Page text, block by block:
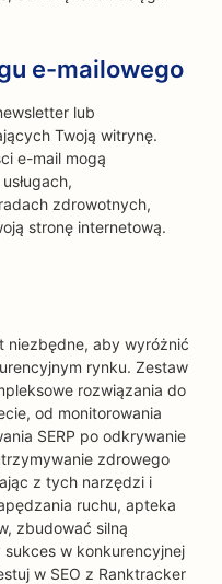
e-mailowego
lub
Twoją witrynę.
e-mail mogą
zdrowotnych,
stronę internetową.
niezbędne, aby wyróżnić
rynku. Zestaw
rozwiązania do
od monitorowania
SERP po odkrywanie
zdrowego
z tych narzędzi i
ruchu, apteka
zbudować silną
sukces w konkurencyjnej
w SEO z Ranktracker